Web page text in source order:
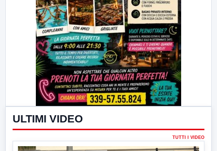
ULTIMI VIDEO
TUTTI I VIDEO